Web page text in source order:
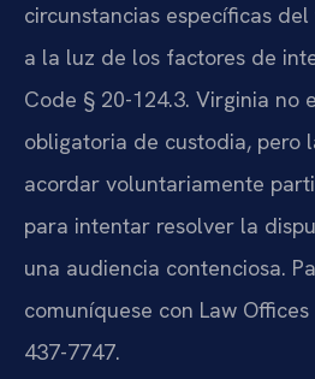
circunstancias específicas
a la luz de los factores de
Code § 20-124.3. Virginia no
obligatoria de custodia, pero
acordar voluntariamente
para intentar resolver la
una audiencia contenciosa.
comuníquese con Law Offices
437-7747.